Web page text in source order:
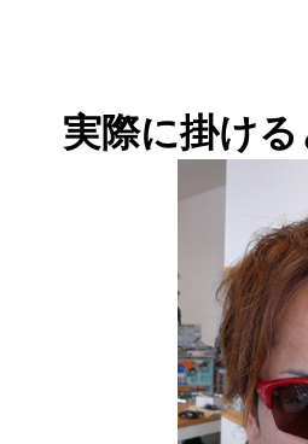
実際に掛け